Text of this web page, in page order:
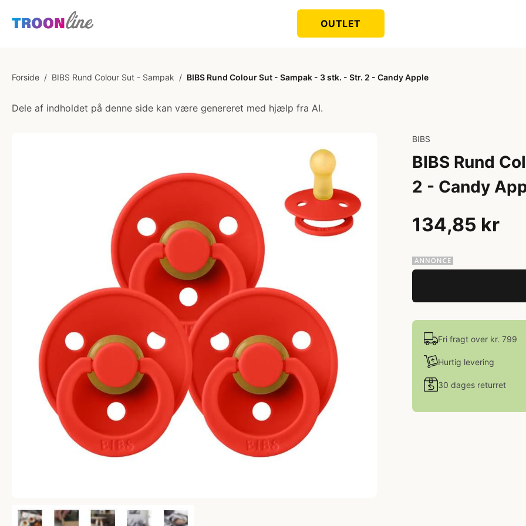
OUTLET
Forside / BIBS Rund Colour Sut - Sampak / BIBS Rund Colour Sut - Sampak - 3 stk. - Str. 2 - Candy Apple
Dele af indholdet på denne side kan være genereret med hjælp fra AI.
BIBS
BIBS Rund
2 - Candy
134,85 kr
Fri fragt over kr. 799
Hurtig levering
30 dages returret